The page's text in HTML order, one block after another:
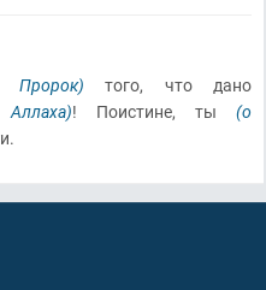
Пророк) того, что дано
! Поистине, ты (о